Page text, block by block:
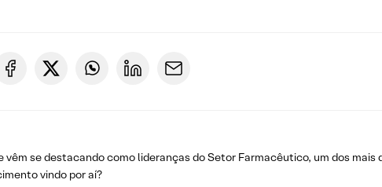
se destacando como lideranças do Setor Farmacêutico, um dos mais
vindo por aí?